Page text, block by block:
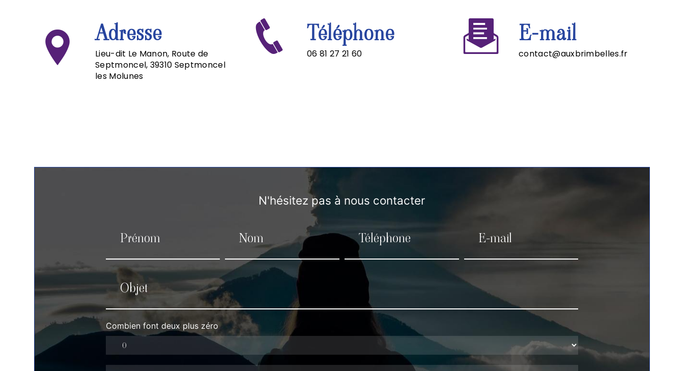
Adresse
Lieu-dit Le Manon, Route de
Septmoncel, 39310 Septmoncel
les Molunes
Téléphone
06 81 27 21 60
E-mail
contact@auxbrimbelles.fr
N'hésitez pas à nous contacter
Combien font deux plus zéro